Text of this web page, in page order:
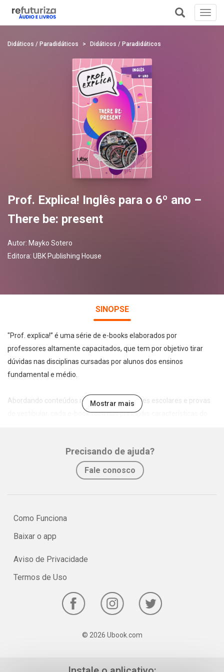
Didáticos / Paradidáticos Didáticos / Paradidáticos
Prof. Explica! Inglês para o 6º ano –
There be: present
Autor: Mayko Sotero
Editora: UBK Publishing House
SINOPSE
"Prof. explica!” é uma série de e-books elaborados por
professores altamente capacitados, que tem por objetivo tirar
dúvidas nas disciplinas cursadas por alunos dos ensinos
fundamental e médio.
Abordando conteúdos recorrentes em testes escolares e provas
de vestibular, cada e-book foca nas principais características do
No e-book "Prof. explica!” Inglês para o 6º ano serão vistos os
principais pontos sobre o uso da estrutura there be no presente!
Mostrar mais
Precisando de ajuda?
Fale conosco
Como Funciona
Baixar o app
Aviso de Privacidade
Termos de Uso
© 2026 Ubook.com